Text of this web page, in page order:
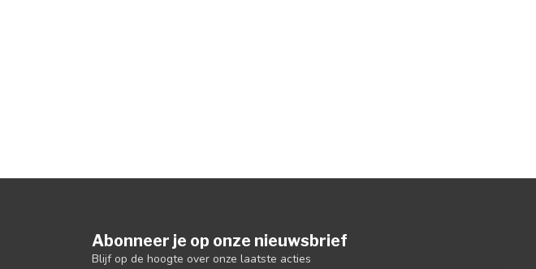
Abonneer je op onze nieuwsbrief
Blijf op de hoogte over onze laatste acties